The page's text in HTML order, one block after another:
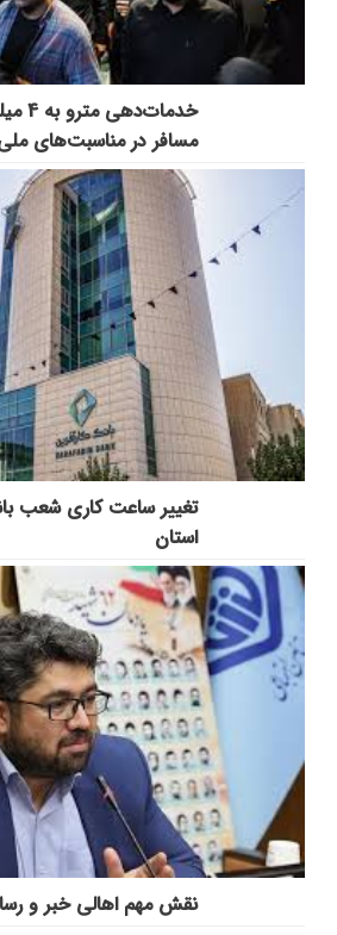
مسافر در مناسبت‌هاي
استان
نقش مهم اهالی خبر و